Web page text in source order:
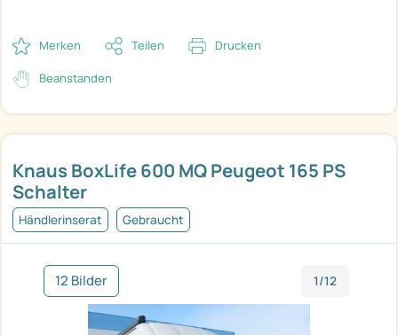
Knaus BoxLife 600 MQ Peugeot 165 PS
Schalter
Händlerinserat Gebraucht
12 Bilder 1/12
Merken Teilen Drucken
Beanstanden